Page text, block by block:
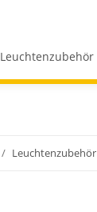
Leuchtenzubehör
Leuchtenzubehör